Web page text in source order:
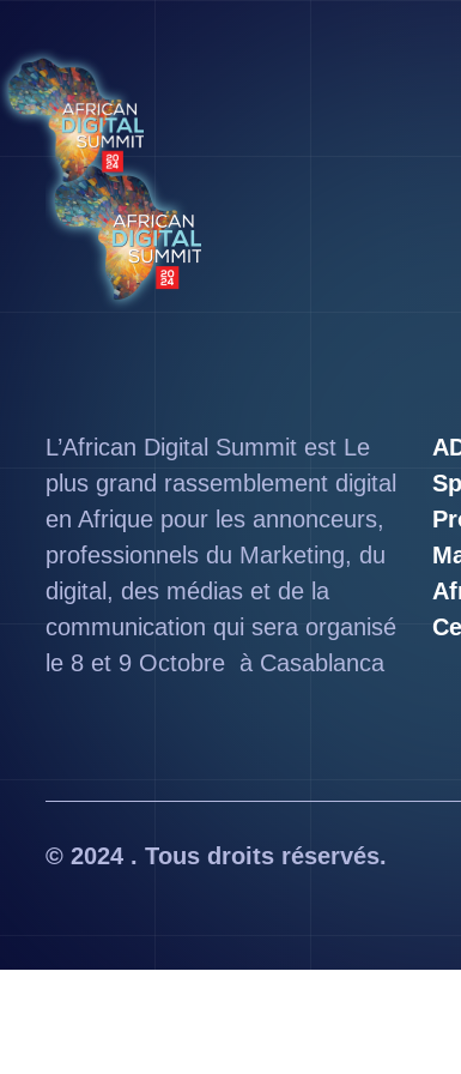
L’African Digital Summit est Le
plus grand rassemblement digital
en Afrique pour les annonceurs,
professionnels du Marketing, du
digital, des médias et de la
communication qui sera organisé
le 8 et 9 Octobre à Casablanca
© 2024 . Tous droits réservés.